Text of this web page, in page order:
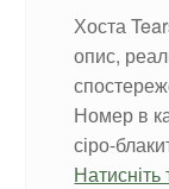
Хоста
опис,
Номер в
сіро-
Натисніть